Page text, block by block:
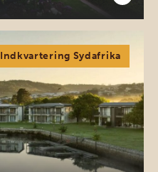
Indkvartering Sydafrika